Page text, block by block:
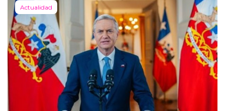
Actualidad